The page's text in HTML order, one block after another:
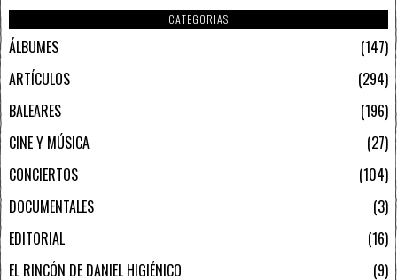
CATEGORIAS
ÁLBUMES
147
ARTÍCULOS
294
BALEARES
196
CINE Y MÚSICA
27
CONCIERTOS
104
DOCUMENTALES
3
EDITORIAL
16
EL RINCÓN DE DANIEL HIGIÉNICO
9